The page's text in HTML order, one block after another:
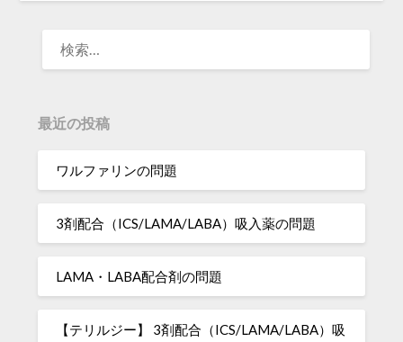
最近の投稿
ワルファリンの問題
3剤配合（ICS/LAMA/LABA）吸入薬の問題
LAMA・LABA配合剤の問題
【テリルジー】 3剤配合（ICS/LAMA/LABA）吸